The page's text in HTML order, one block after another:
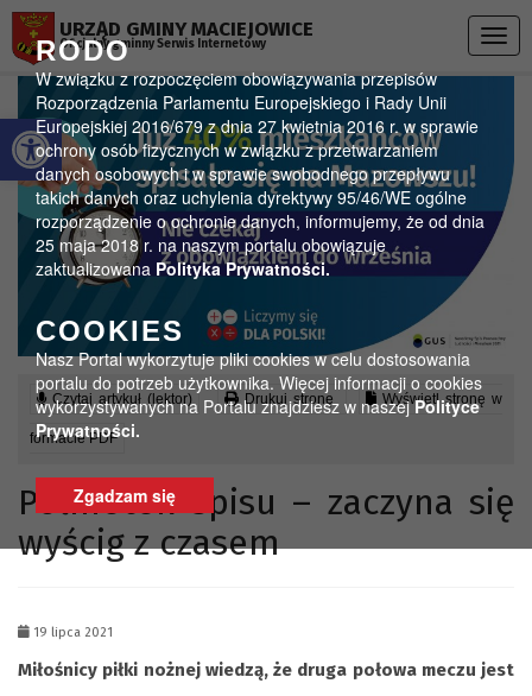
Otwórz pasek narzędzi
RODO
W związku z rozpoczęciem obowiązywania przepisów
Rozporządzenia Parlamentu Europejskiego i Rady Unii
Europejskiej 2016/679 z dnia 27 kwietnia 2016 r. w sprawie
ochrony osób fizycznych w związku z przetwarzaniem
danych osobowych i w sprawie swobodnego przepływu
takich danych oraz uchylenia dyrektywy 95/46/WE ogólne
rozporządzenie o ochronie danych, informujemy, że od dnia
25 maja 2018 r. na naszym portalu obowiązuje
zaktualizowana Polityka Prywatności.
COOKIES
Nasz Portal wykorzytuje pliki cookies w celu dostosowania
portalu do potrzeb użytkownika. Więcej informacji o cookies
wykorzystywanych na Portalu znajdziesz w naszejPolityce
Prywatności.
Zgadzam się
URZĄD GMINY MACIEJOWICE
Oficjalny gminny Serwis Internetowy
Czytaj artykuł (lektor) Drukuj stronę Wyświetl stronę w
formacie PDF
Półmetek spisu – zaczyna się
wyścig z czasem
19 lipca 2021
Miłośnicy piłki nożnej wiedzą, że druga połowa meczu jest